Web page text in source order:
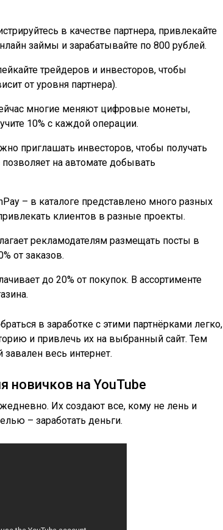
в качестве партнера, привлекайте
займы и зарабатывайте по 800 рублей.
трейдеров и инвесторов, чтобы
от уровня партнера).
многие меняют цифровые монеты,
10% с каждой операции.
приглашать инвесторов, чтобы получать
на автомате добывать
– в каталоге представлено много разных
клиентов в разные проекты.
рекламодателям размещать посты в
от заказов.
до 20% от покупок. В ассортименте
в заработке с этими партнёрками легко,
и привлечь их на выбранный сайт. Тем
весь интернет.
новичков на YouTube
Их создают все, кому не лень и
– заработать деньги.